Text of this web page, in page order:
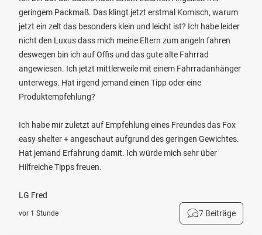
geringem Packmaß. Das klingt jetzt erstmal Komisch, warum
jetzt ein zelt das besonders klein und leicht ist? Ich habe leider
nicht den Luxus dass mich meine Eltern zum angeln fahren
deswegen bin ich auf Offis und das gute alte Fahrrad
angewiesen. Ich jetzt mittlerweile mit einem Fahrradanhänger
unterwegs. Hat irgend jemand einen Tipp oder eine
Produktempfehlung?
Ich habe mir zuletzt auf Empfehlung eines Freundes das Fox
easy shelter + angeschaut aufgrund des geringen Gewichtes.
Hat jemand Erfahrung damit. Ich würde mich sehr über
Hilfreiche Tipps freuen.
LG Fred
vor 1 Stunde 7 Beiträge